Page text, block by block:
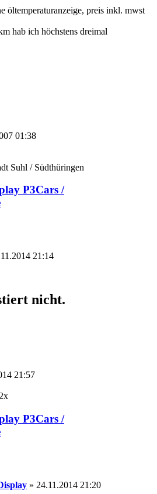
öltemperaturanzeige, preis inkl. mwst
hab ich höchstens dreimal
01:38
Suhl / Südthüringen
P3Cars /
21:14
nicht.
21:57
P3Cars /
» 24.11.2014 21:20